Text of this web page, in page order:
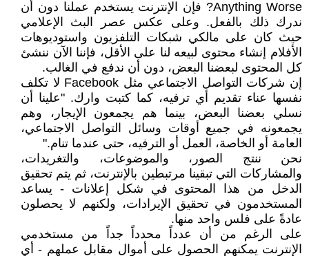
Anything Worse? فإن الإنترنت يستخدم عملنا دون أن
ندرك ذلك بالفعل. وعلى عكس عصر البث الإعلامي
حيث كان على مالكي شبكات التلفزيون واستوديوهات
الأفلام إنشاء محتوى لبيعه لنا على الأقل، فإننا الآن ننشئ
كل المحتوى لبعضنا البعض، دون أن ندفع في الغالب.
إن شركات التواصل الاجتماعي مثل Facebook لا تكلف
نفسها عناء تقديم أي ترفيه، كما كتبت وارك. "علينا أن
نسلي بعضنا البعض، بينما هم يجمعون الإيجار، وهم
يجمعونه في جميع أوقات وسائل التواصل الاجتماعي،
العامة أو الخاصة، العمل أو الترفيه، حتى عندما تنام."
نحن ننتج الصور، والموضوعات، والتغريدات،
والمشاركات التي تبقينا مرتبطين بالإنترنت، ثم يتم تحقيق
الدخل من هذا المحتوى في شكل إعلانات - يساعد
المستخدمون في تحقيق الإيرادات، ولكنهم لا يحصلون
عادةً على فلس واحد منها.
على الرغم من أن عدداً محدداً جداً من مستخدمي
الإنترنت يمكنهم الحصول على أموال مقابل عملهم - أي